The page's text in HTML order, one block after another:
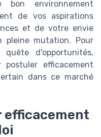
environnement
de vos aspirations
et de votre envie
pleine mutation. Pour
d'opportunités,
efficacement
dans ce marché
efficacement